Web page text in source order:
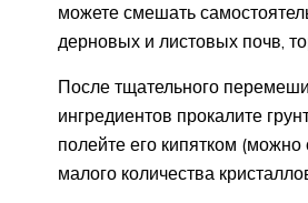
можете смешать
дерновых и листовых почв,
После тщательного
ингредиентов прокалите
полейте его кипятком
малого количества